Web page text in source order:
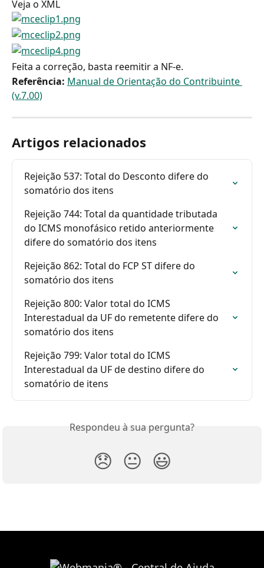
Veja o XML
Feita a correção, basta reemitir a NF-e.
Referência: Manual de Orientação do Contribuinte
(v.7.00)
Artigos relacionados
Rejeição 537: Total do Desconto difere do
somatório dos itens
Rejeição 744: Total da quantidade tributada
do ICMS monofásico retido anteriormente
difere do somatório dos itens
Rejeição 862: Total do FCP ST difere do
somatório dos itens
Rejeição 800: Valor total do ICMS
Interestadual da UF do remetente difere do
somatório dos itens
Rejeição 799: Valor total do ICMS
Interestadual da UF de destino difere do
somatório de itens
Respondeu à sua pergunta?
😞 😐 😃